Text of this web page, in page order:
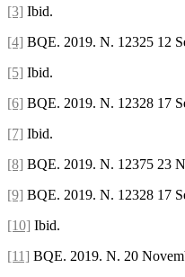
[3] Ibid.
[4] BQE. 2019. N. 12325 12
[5] Ibid.
[6] BQE. 2019. N. 12328 17
[7] Ibid.
[8] BQE. 2019. N. 12375 23
[9] BQE. 2019. N. 12328 17
[10] Ibid.
[11] BQE. 2019. N. 20